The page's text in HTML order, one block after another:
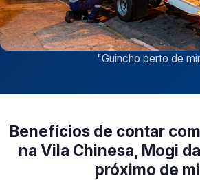
"Guincho perto de
Benefícios de contar
na Vila Chinesa, Mogi
próximo de